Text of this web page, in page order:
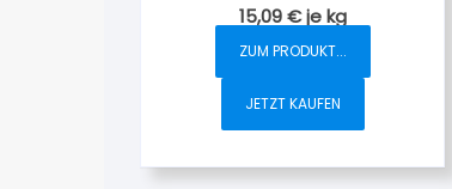
15,09€jekg
ZUM PRODUKT...
JETZT KAUFEN